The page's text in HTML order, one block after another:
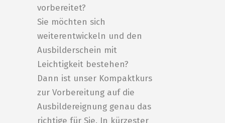
vorbereitet?
Sie möchten sich
weiterentwickeln und den
Ausbilderschein mit
Leichtigkeit bestehen?
Dann ist unser Kompaktkurs
zur Vorbereitung auf die
Ausbildereignung genau das
richtige für Sie. In kürzester